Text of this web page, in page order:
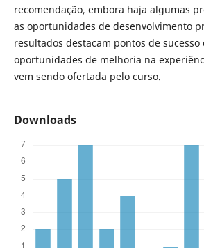
recomendação, embora haja algumas
as oportunidades de desenvolvimento
resultados destacam pontos de sucesso
oportunidades de melhoria na
vem sendo ofertada pelo curso.
Downloads